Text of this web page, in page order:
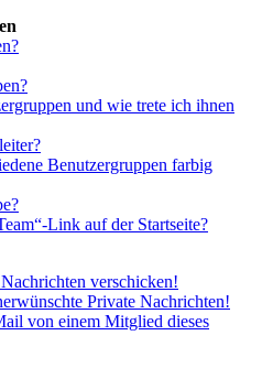
und wie trete ich ihnen
Benutzergruppen farbig
Link auf der Startseite?
verschicken!
Private Nachrichten!
von einem Mitglied dieses